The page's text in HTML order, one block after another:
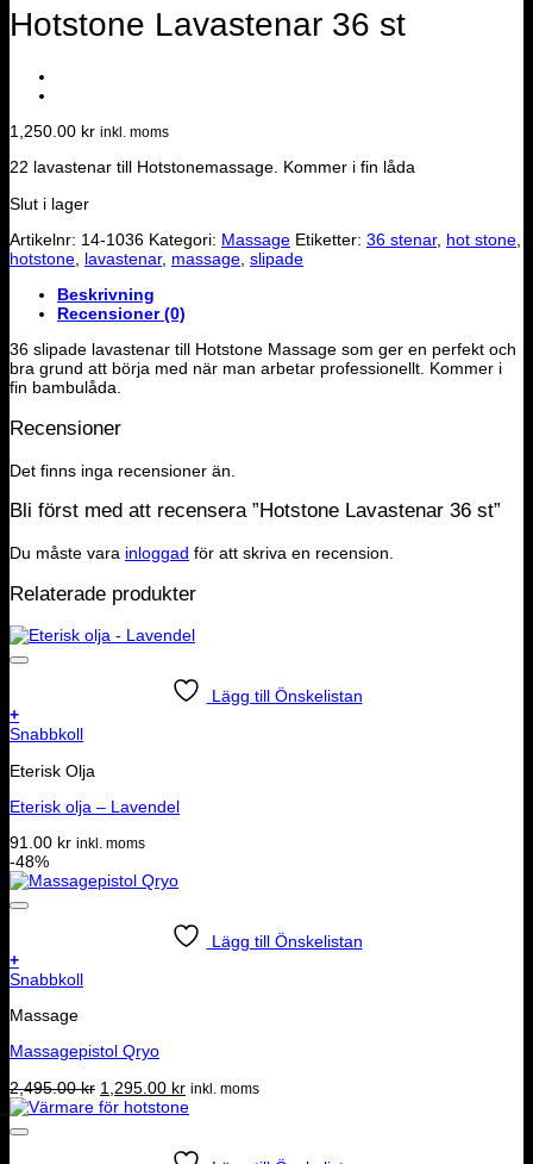
Hotstone Lavastenar 36 st
1,250.00 kr inkl. moms
22 lavastenar till Hotstonemassage. Kommer i fin låda
Slut i lager
Artikelnr: 14-1036 Kategori: Massage Etiketter: 36 stenar, hot stone
hotstone lavastenar, massage slipade
Beskrivning
Recensioner (0)
36 slipade lavastenar till Hotstone Massage som ger en perfekt och
bra grund att börja med när man arbetar professionellt. Kommer i
fin bambulåda.
Recensioner
Det finns inga recensioner än.
Bli först med att recensera ”Hotstone Lavastenar 36 st”
Du måste vara inloggad för att skriva en recension.
Relaterade produkter
Lägg till Önskelistan
+
Snabbkoll
Eterisk Olja
Eterisk olja – Lavendel
91.00 kr inkl. moms
-48%
Lägg till Önskelistan
+
Snabbkoll
Massage
Massagepistol Qryo
2,495.00kr Det
ursprungliga
1,295.00 krDet
nuvarande
inkl. moms